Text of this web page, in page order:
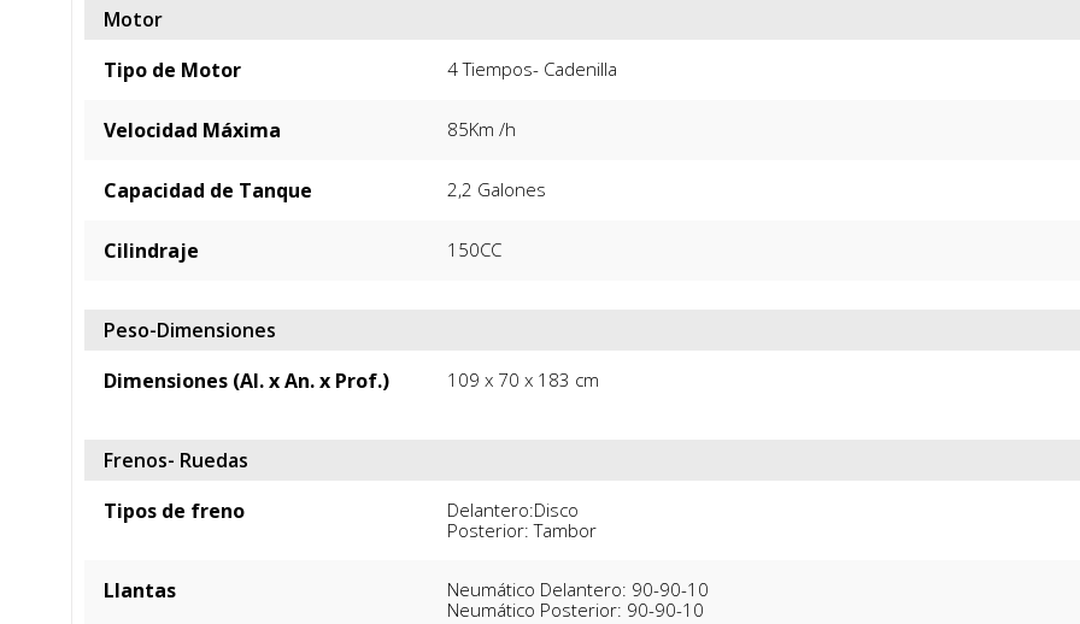
Motor
Tipo de Motor
4 Tiempos- Cadenilla
Velocidad Máxima 85Km /h
Capacidad de Tanque 2,2 Galones
Cilindraje 150CC
Peso-Dimensiones
Dimensiones (Al. x An. x Prof.)
109 x 70 x 183 cm
Frenos- Ruedas
Tipos de freno
Delantero:Disco
Posterior: Tambor
Llantas
Neumático Delantero: 90-90-10
Neumático Posterior: 90-90-10